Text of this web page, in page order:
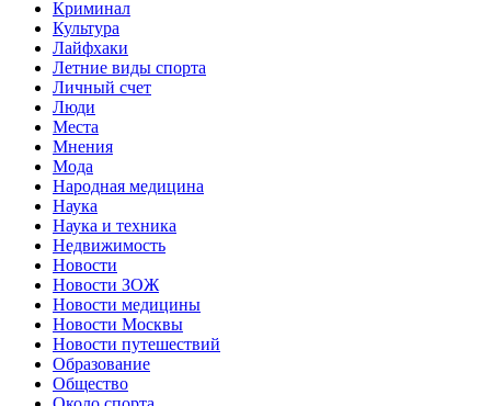
Криминал
Культура
Лайфхаки
Летние виды спорта
Личный счет
Люди
Места
Мнения
Мода
Народная медицина
Наука
Наука и техника
Недвижимость
Новости
Новости ЗОЖ
Новости медицины
Новости Москвы
Новости путешествий
Образование
Общество